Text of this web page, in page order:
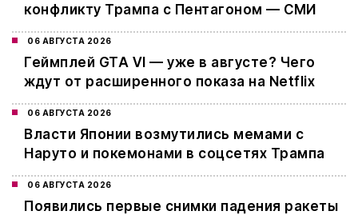
конфликту Трампа с Пентагоном — СМИ
06 АВГУСТА 2026
Геймплей GTA VI — уже в августе? Чего
ждут от расширенного показа на Netflix
06 АВГУСТА 2026
Власти Японии возмутились мемами с
Наруто и покемонами в соцсетях Трампа
06 АВГУСТА 2026
Появились первые снимки падения ракеты